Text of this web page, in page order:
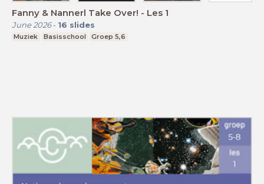
Fanny & Nannerl Take Over! - Les 1
June 2026- 16 slides
Muziek Basisschool Groep 5,6